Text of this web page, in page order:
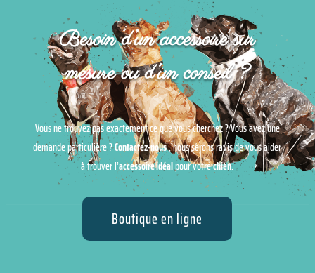
Besoin d’un accessoire sur
mesure ou d’un conseil ?
Vous ne trouvez pas exactement ce que vous cherchez ? Vous avez une
demande particulière ?Contactez-nous, nous serons ravis de vous aider
à trouver l’accessoire idéalpour votrechien.
Boutique en ligne